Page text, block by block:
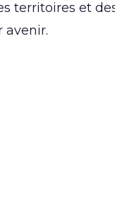
territoires et
avenir.